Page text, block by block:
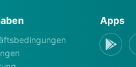
Apps